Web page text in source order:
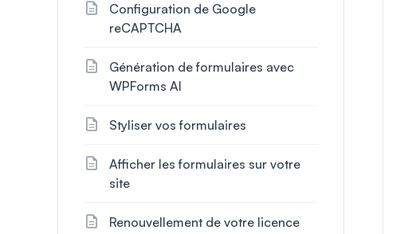
Configuration de Google
reCAPTCHA
Génération de formulaires avec
WPForms AI
Styliser vos formulaires
Afficher les formulaires sur votre
site
Renouvellement de votre licence